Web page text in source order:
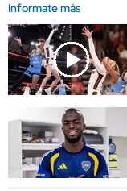
Informate más